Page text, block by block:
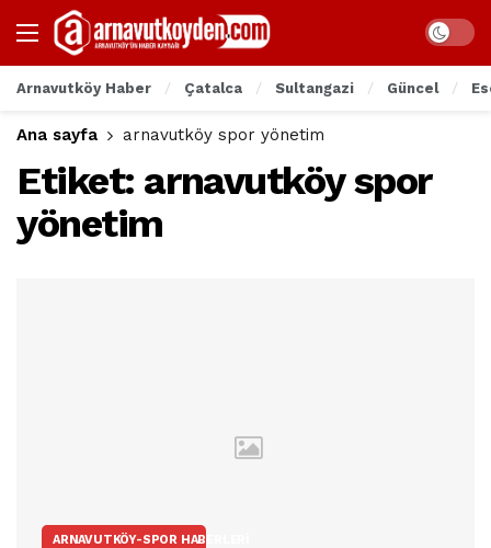
Arnavutköy Haber Çatalca Sultangazi Güncel
Ana sayfa arnavutköy spor yönetim
Etiket: arnavutköy spor
yönetim
ARNAVUTKÖY-SPOR HABERLERI